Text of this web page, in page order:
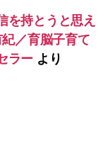
を持とうと思え
／育脳子育て
ラー より